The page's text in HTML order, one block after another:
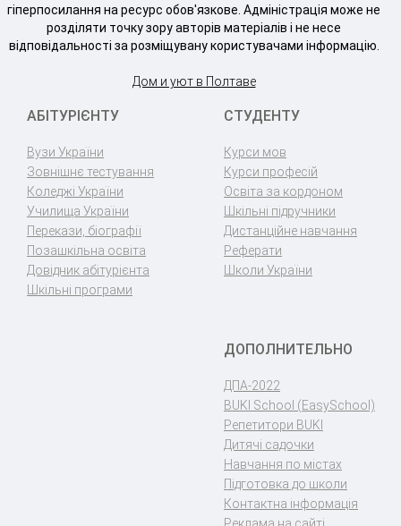
гіперпосилання на ресурс обов'язкове. Адміністрація може не
розділяти точку зору авторів матеріалів і не несе
відповідальності за розміщувану користувачами інформацію.
Дом и уют в Полтаве
АБІТУРІЄНТУ
Вузи України
Зовнішнє тестування
Коледжі України
Училища України
Перекази, біографії
Позашкільна освіта
Довідник абітурієнта
Шкільні програми
СТУДЕНТУ
Курси мов
Курси професій
Освіта за кордоном
Шкільні підручники
Дистанційне навчання
Реферати
Школи України
ДОПОЛНИТЕЛЬНО
ДПА-2022
BUKI School (EasySchool)
Репетитори BUKI
Дитячі садочки
Навчання по містах
Підготовка до школи
Контактна інформація
Реклама на сайті